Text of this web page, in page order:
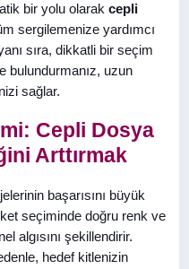
bir yolu olarak cepli
sergilemenize yardımcı
sıra, dikkatli bir seçim
bulundurmanız, uzun
sağlar.
Cepli Dosya
Arttırmak
başarısını büyük
seçiminde doğru renk ve
algısını şekillendirir.
hedef kitlenizin